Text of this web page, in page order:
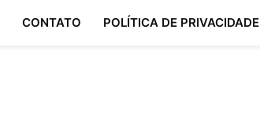
CONTATO POLÍTICA DE PRIVACIDADE